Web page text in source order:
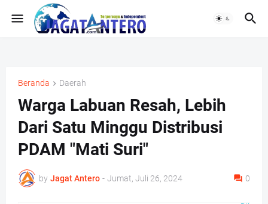
Beranda Daerah
Warga Labuan Resah, Lebih
Dari Satu Minggu Distribusi
PDAM "Mati Suri"
by Jagat Antero - Jumat, Juli 26, 2024 0